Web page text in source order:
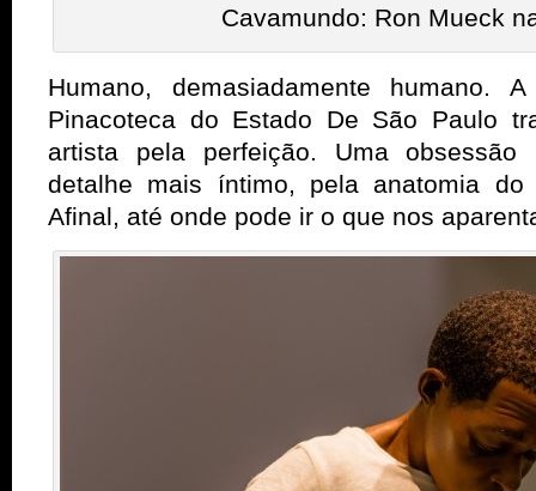
Cavamundo: Ron Mueck
Humano, demasiadamente humano.
Pinacoteca do Estado De São Paulo
artista pela perfeição. Uma obsessão
detalhe mais íntimo, pela anatomia
Afinal, até onde pode ir o que nos